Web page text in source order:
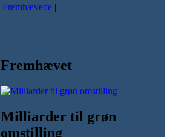
Fremhævede |
Fremhævet
Milliarder til grøn
omstilling